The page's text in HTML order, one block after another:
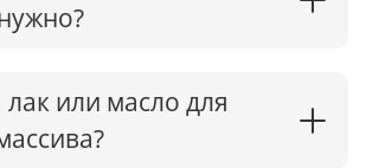
или масло для